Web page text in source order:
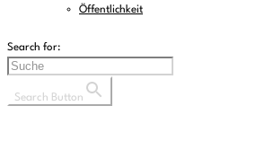
Öffentlichkeit
Search for:
Search Button